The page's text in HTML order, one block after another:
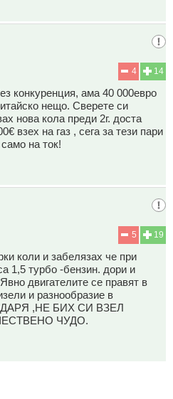
14
4
конкуренция, ама 40 000евро
нещо. Сверете си
нова кола преди 2г. доста
взех на газ , сега за тези пари
на ток!
19
5
коли и забелязах че при
1,5 турбо -бензин. дори и
двигателите се правят в
и разнообразие в
,НЕ БИХ СИ ВЗЕЛ
ЧУДО.